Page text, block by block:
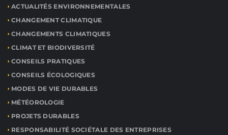
ACTUALITÉS ENVIRONNEMENTALES
CHANGEMENT CLIMATIQUE
CHANGEMENTS CLIMATIQUES
CLIMAT ET BIODIVERSITÉ
CONSEILS PRATIQUES
CONSEILS ÉCOLOGIQUES
MODES DE VIE DURABLES
MÉTÉOROLOGIE
PROJETS DURABLES
RESPONSABILITÉ SOCIÉTALE DES ENTREPRISES